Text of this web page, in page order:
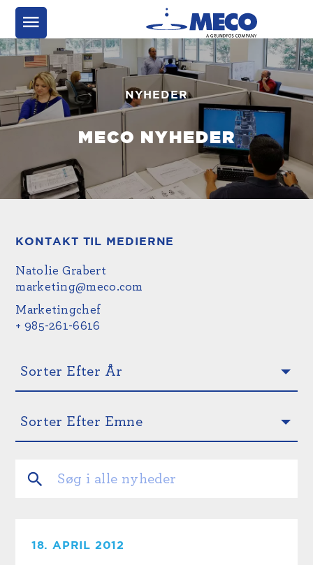
NYHEDER
MECO NYHEDER
KONTAKT TIL MEDIERNE
Natolie Grabert
marketing@meco.com
Marketingchef
+ 985-261-6616
18. APRIL 2012